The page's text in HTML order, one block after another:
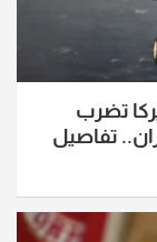
تضرب
تفاصيل